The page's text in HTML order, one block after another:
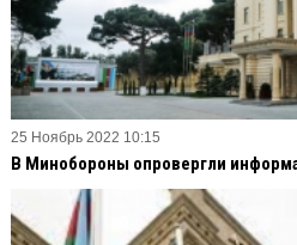
25 Ноябрь 2022 10:15
В Минобороны опровергли